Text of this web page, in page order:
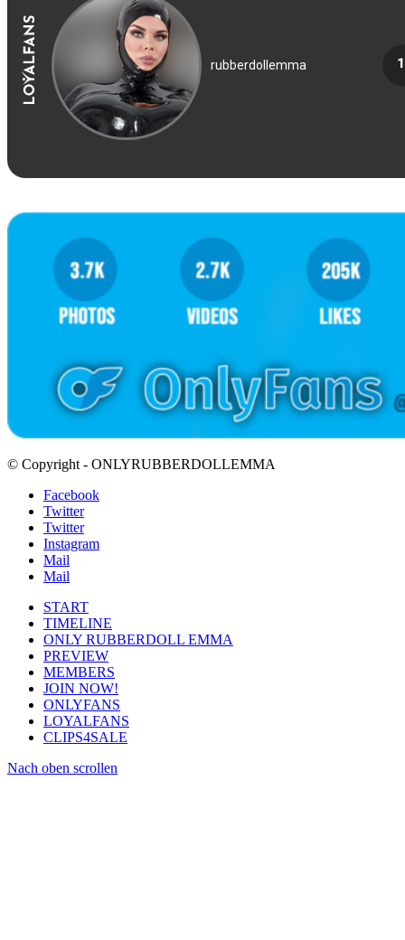
© Copyright - ONLYRUBBERDOLLEMMA
Facebook
Twitter
Twitter
Instagram
Mail
Mail
START
TIMELINE
ONLY RUBBERDOLL EMMA
PREVIEW
MEMBERS
JOIN NOW!
ONLYFANS
LOYALFANS
CLIPS4SALE
Nach oben scrollen